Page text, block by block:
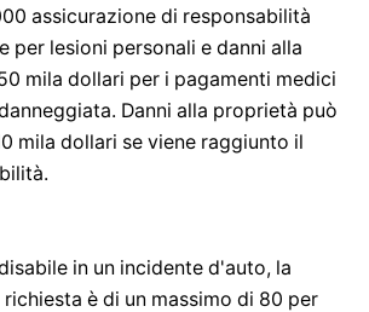
assicurazione di responsabilità
per lesioni personali e danni alla
mila dollari per i pagamenti medici
Danni alla proprietà può
mila dollari se viene raggiunto il
in un incidente d'auto, la
è di un massimo di 80 per